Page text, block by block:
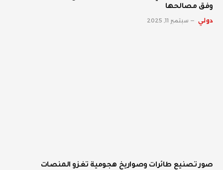
وفق مصالحها
دولي سبتمبر 11, 2025
صور تصنيع طائرات وصواريخ هجومية تغزو المنصات